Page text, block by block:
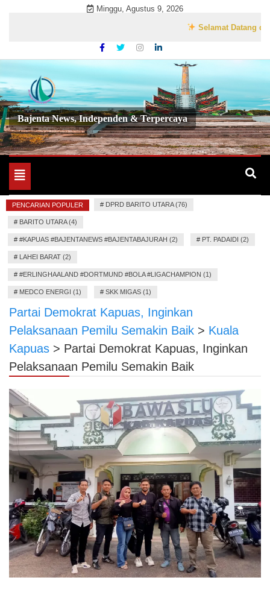
Minggu, Agustus 9, 2026
Selamat Datang di
Bajenta News, Independen & Terpercaya
Toggle
navigation
PENCARIAN POPULER # DPRD BARITO UTARA (76)
# BARITO UTARA (4)
# #KAPUAS #BAJENTANEWS #BAJENTABAJURAH (2) # PT. PADAIDI (2)
# LAHEI BARAT (2)
# #ERLINGHAALAND #DORTMUND #BOLA #LIGACHAMPION (1)
# MEDCO ENERGI (1) # SKK MIGAS (1)
Partai Demokrat Kapuas, Inginkan
Pelaksanaan Pemilu Semakin Baik > Kuala
Kapuas > Partai Demokrat Kapuas, Inginkan
Pelaksanaan Pemilu Semakin Baik